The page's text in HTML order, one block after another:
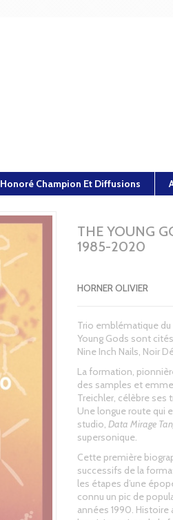
Honoré Champion Et Diffusions
THE YOUNG
1985-2020
HORNER OLIVIER
Trio emblématique
Young Gods sont
Nine Inch Nails, Noir
La formation,
des samples et
Treichler, célèbre ses
Une longue route qui
studio, Data Mirage
supersonique.
Cette première
successifs de la
les étapes d’une
connu un pic de
années 1990. Histoire